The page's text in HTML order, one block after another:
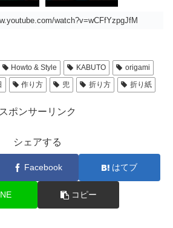
watch?v=wCFfYzpgJfM
Howto & Style KABUTO
origami
作り方 兜 折り方 折り紙
スポンサーリンク
シェアする
Facebook はてブ
コピー